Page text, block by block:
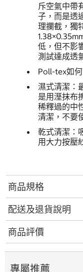
斥空氣中帶
子，而是透
理攔截，獨
低，但不影
測試達成透
Poll-tex如
濕式清潔：
是用溼抹布
稀釋過的中
清潔，不要
乾式清潔：
用大力按壓
商品規格
配送及退貨說明
商品評價
專屬推薦